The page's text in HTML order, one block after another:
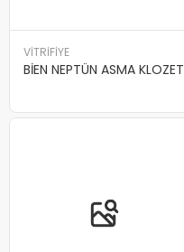
VİTRİFİYE
BİEN NEPTÜN ASMA KLOZET